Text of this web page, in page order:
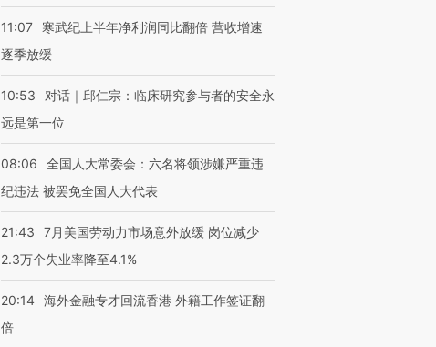
11:07
寒武纪上半年净利润同比翻倍 营收增速
逐季放缓
10:53
对话｜邱仁宗：临床研究参与者的安全永
远是第一位
08:06
全国人大常委会：六名将领涉嫌严重违
纪违法 被罢免全国人大代表
21:43
7月美国劳动力市场意外放缓 岗位减少
2.3万个失业率降至4.1%
20:14 海外金融专才回流香港 外籍工作签证翻
倍